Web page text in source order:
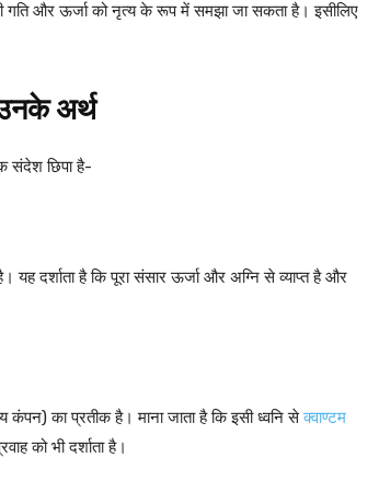
गति और ऊर्जा को नृत्य के रूप में समझा जा सकता है। इसीलिए
अर्थ
संदेश छिपा है-
दर्शाता है कि पूरा संसार ऊर्जा और अग्नि से व्याप्त है और
कंपन) का प्रतीक है। माना जाता है कि इसी ध्वनि सेक्वाण्टम
को भी दर्शाता है।